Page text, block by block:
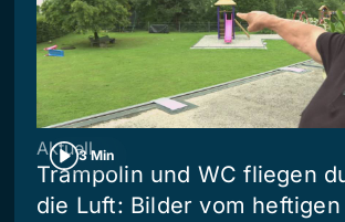
3 Min
Aktuell
Trampolin und WC fliegen
die Luft: Bilder vom heftigen